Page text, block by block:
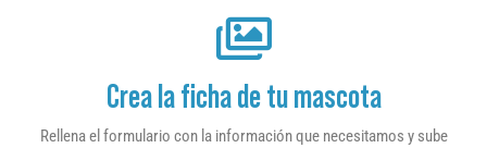
Crea la ficha de tu mascota
Rellena el formulario con la información que necesitamos y sube